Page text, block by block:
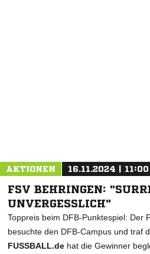
AKTIONEN 16.11.2024 | 11:00
FSV BEHRINGEN:
UNVERGESSLICH"
Toppreis beim DFB-Punktespiel: Der
besuchte den DFB-Campus und traf
FUSSBALL.de hat die Gewinner